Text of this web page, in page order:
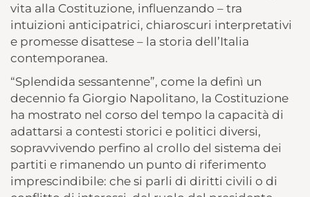
vita alla Costituzione, influenzando – tra
intuizioni anticipatrici, chiaroscuri interpretativi
e promesse disattese – la storia dell’Italia
contemporanea.
“Splendida sessantenne”, come la definì un
decennio fa Giorgio Napolitano, la Costituzione
ha mostrato nel corso del tempo la capacità di
adattarsi a contesti storici e politici diversi,
sopravvivendo perfino al crollo del sistema dei
partiti e rimanendo un punto di riferimento
imprescindibile: che si parli di diritti civili o di